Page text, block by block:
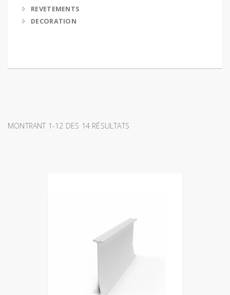
REVETEMENTS
DECORATION
MONTRANT 1-12 DES 14 RÉSULTATS